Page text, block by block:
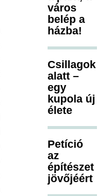
város
belép a
házba!
Csillagok
alatt –
egy
kupola új
élete
Petíció
az
építészet
jövőjéért